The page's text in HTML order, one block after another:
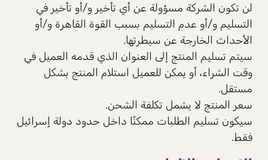
لن تكون الشركة مسؤولة عن أي تأخير و/أو تأخير في
التسليم و/أو عدم التسليم بسبب القوة القاهرة و/أو
الأحداث الخارجة عن سيطرتها.
سيتم تسليم المنتج إلى العنوان الذي قدمه العميل في
وقت الشراء، أو يمكن للعميل استلام المنتج بشكل
مستقل.
سعر المنتج لا يشمل تكلفة الشحن.
سيكون تسليم الطلبات ممكنًا داخل حدود دولة إسرائيل
فقط.